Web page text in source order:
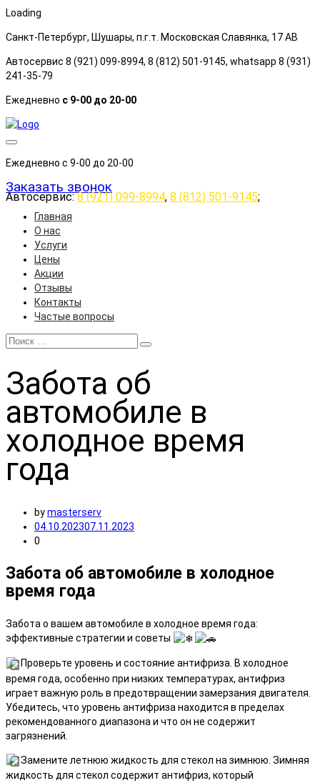
Loading
Санкт-Петербург, Шушары, п.г.т. Московская Славянка, 17 АB
Автосервис 8 (921) 099-8994, 8 (812) 501-9145, whatsapp 8 (931)
241-35-79
Ежедневно с 9-00 до 20-00
Ежедневно с 9-00 до 20-00
Заказать звонок
Автосервис:8 (921) 099-8994, 8 (812) 501-9145;
Главная
О нас
Услуги
Цены
Акции
Отзывы
Контакты
Частые вопросы
Забота об
автомобиле в
холодное время
года
bymasterserv
04.10.202307.11.2023
0
Забота об автомобиле в холодное
время года
Забота о вашем автомобиле в холодное время года:
эффективные стратегии и советы
Проверьте уровень и состояние антифриза. В холодное
время года, особенно при низких температурах, антифриз
играет важную роль в предотвращении замерзания двигателя.
Убедитесь, что уровень антифриза находится в пределах
рекомендованного диапазона и что он не содержит
загрязнений.
Замените летнюю жидкость для стекол на зимнюю. Зимняя
жидкость для стекол содержит антифриз, который